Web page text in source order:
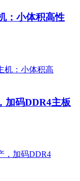
：小体积高性
加码DDR4主板